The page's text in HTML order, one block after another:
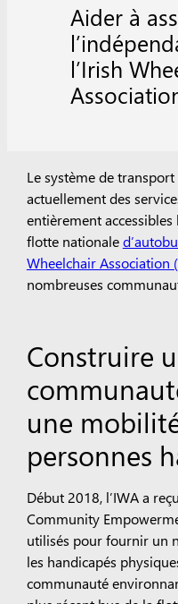
Aider à
l’Irish
Le système de
actuellement des
entièrement
flotte nationale
Wheelchair Association
nombreuses
Construire
une
personnes
Début 2018, l’IWA a
Community
utilisés pour fournir un
les handicapés
communauté